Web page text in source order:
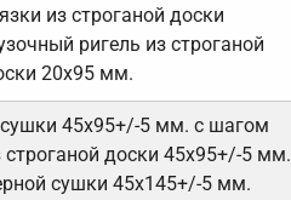
из строганой доски
ригель из строганой
20х95 мм.
45х95+/-5 мм. с шагом
доски 45х95+/-5 мм.
сушки 45х145+/-5 мм.